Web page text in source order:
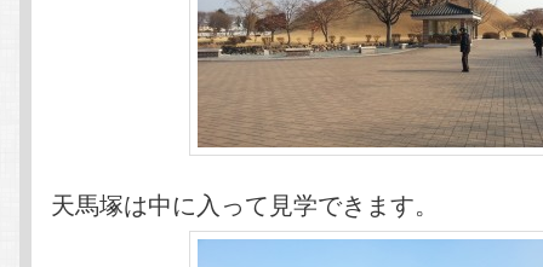
天馬塚は中に入って見学できます。